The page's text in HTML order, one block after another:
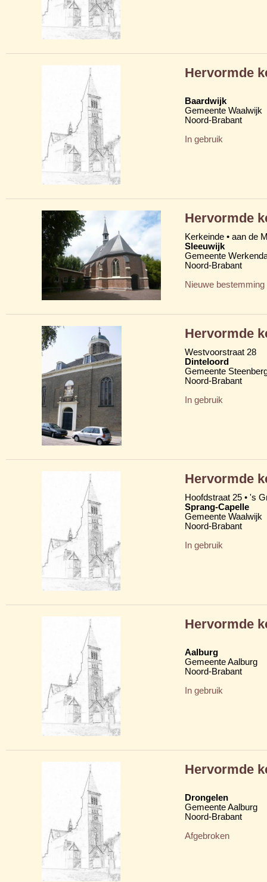
Hervormde
Baardwijk
Gemeente Waalwijk
Noord-Brabant
In gebruik
Hervormde
Kerkeinde • aan de
Sleeuwijk
Gemeente
Noord-Brabant
Nieuwe bestemming
Hervormde
Westvoorstraat 28
Dinteloord
Gemeente
Noord-Brabant
In gebruik
Hervormde
Hoofdstraat 25 • 's
Sprang-Capelle
Gemeente Waalwijk
Noord-Brabant
In gebruik
Hervormde
Aalburg
Gemeente Aalburg
Noord-Brabant
In gebruik
Hervormde
Drongelen
Gemeente Aalburg
Noord-Brabant
Afgebroken